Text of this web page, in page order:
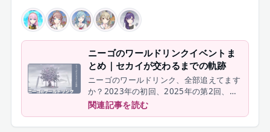
ニーゴのワールドリンクイベントま
とめ｜セカイが交わるまでの軌跡
ニーゴのワールドリンク、全部追えてます
か？2023年の初回、2025年の第2回、
2026年の第3回Part1・Part3・Part4・
Part5まで、ニーゴ関連チャプターをまと
めて振り返ります。
関連記事を読む